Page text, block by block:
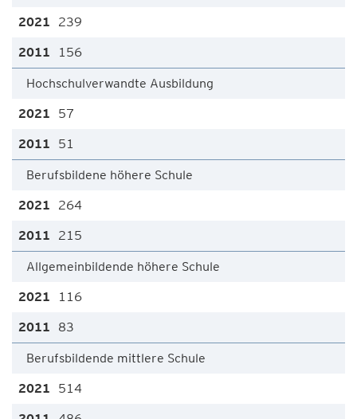
239
156
Hochschulverwandte Ausbildung
57
51
Berufsbildene höhere Schule
264
215
Allgemeinbildende höhere Schule
116
83
Berufsbildende mittlere Schule
514